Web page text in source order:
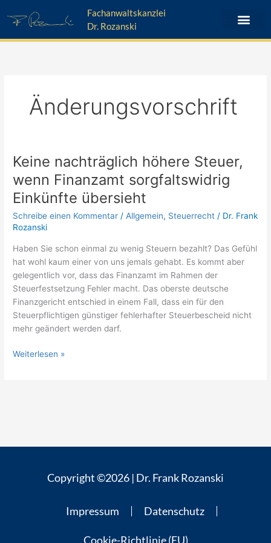
Inhalt
Fachanwaltskanzlei
Dr. Rozanski
Änderungsvorschrift
Keine nachträglich höhere Steuer,
wenn Finanzamt sorgfaltswidrig
Einkünfte übersieht
Schreibe einen Kommentar /Allgemein, Steuerrecht / Dr. Frank
Rozanski
Haben Sie schon einmal zu wenig Steuern bezahlt? Das Gefühl
hat wohl kaum einer von uns jemals gehabt. Es kommt aber
gelegentlich vor, dass das Finanzamt im Rahmen der
Steuerfestsetzung Fehler macht. Das oberste deutsche
Finanzgericht entschied in einem Fall, dass ein für den
Steuerpflichtigen günstiger fehlerhafter Steuerbescheid nicht
mehr geändert werden darf.
Keine
nachträglich
höhere
Steuer,
wenn
Finanzamt
Einkünfte
übersieht
Weiterlesen »
Copyright ©2026 | Dr. Frank Rozanski
Impressum Datenschutz
Cookie-Richtlinie (EU)